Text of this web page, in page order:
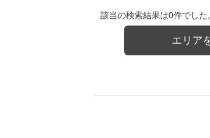
該当の検索結果は0件でした
エリア